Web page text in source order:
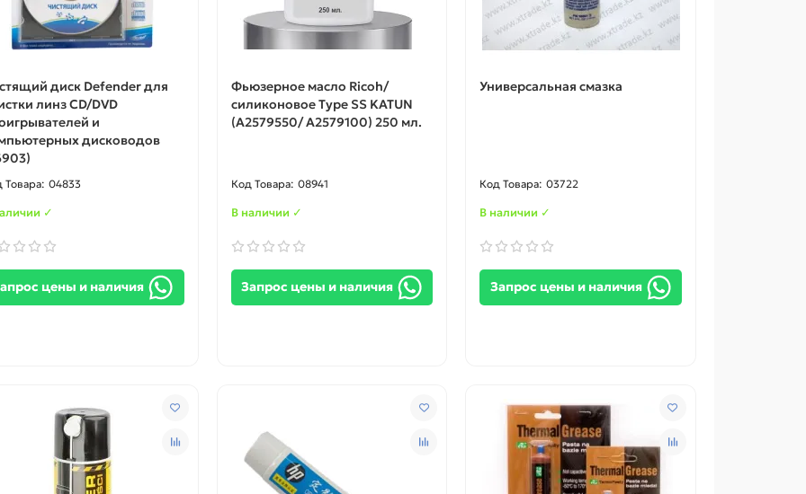
диск Defender для
линз CD/DVD
и
дисководов
04833
✓
цены и наличия
Фьюзерное масло Ricoh/
силиконовое Type SS KATUN
(A2579550/ A2579100) 250 мл.
08941
В наличии ✓
Запрос цены и наличия
Универсальная смазка
03722
В наличии ✓
Запрос цены и наличия